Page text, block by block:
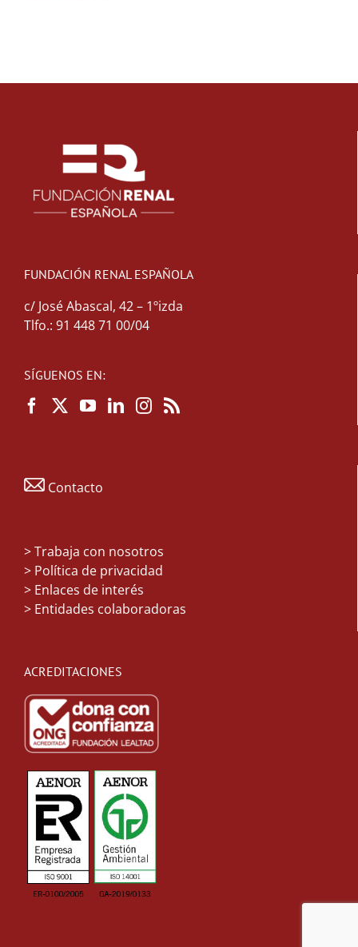
FUNDACIÓN RENAL ESPAÑOLA
c/ José Abascal, 42 – 1ºizda
Tlfo.: 91 448 71 00/04
SÍGUENOS EN:
Contacto
>Trabaja con nosotros
> Política de privacidad
> Enlaces de interés
> Entidades colaboradoras
ACREDITACIONES